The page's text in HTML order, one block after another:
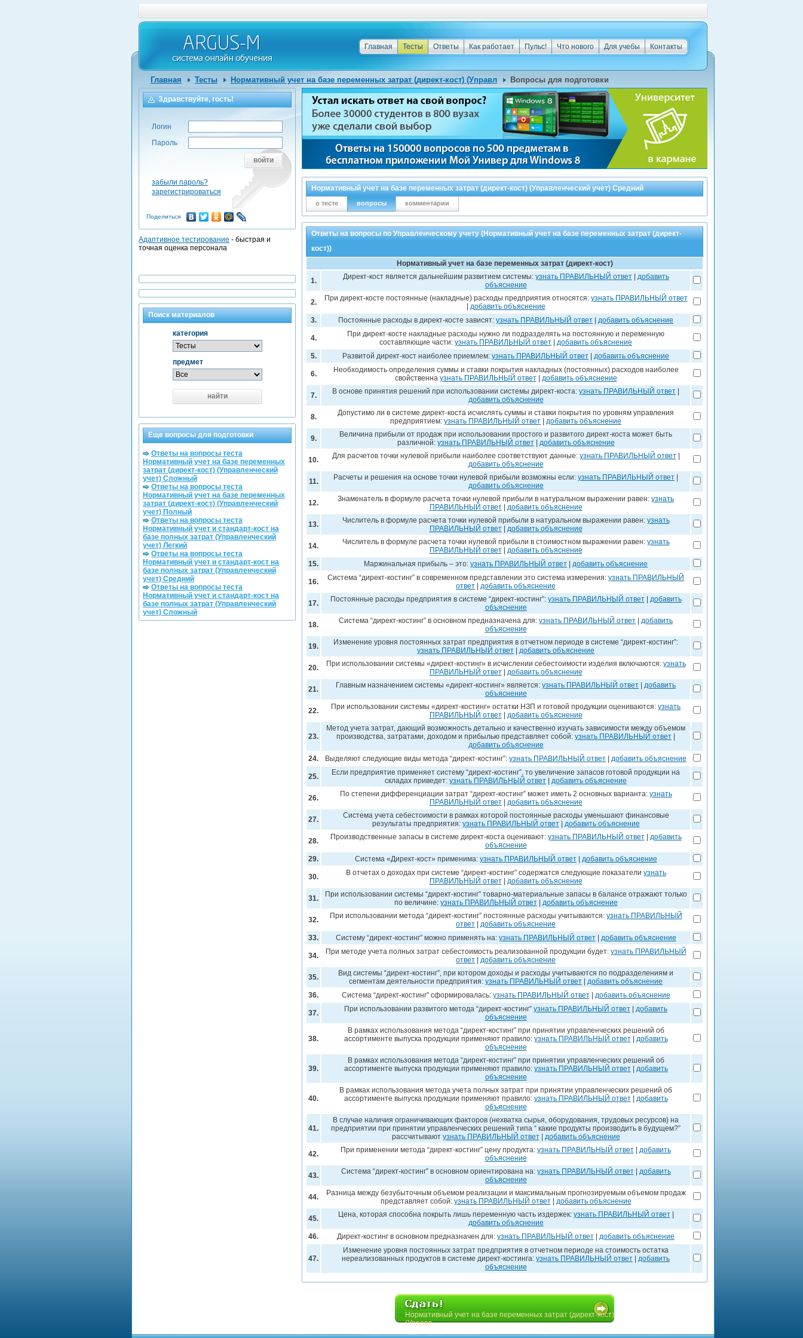
Контакты
Для учебы
Что нового
Пульс!
Как работает
Ответы
Тесты
Главная
Главная Тесты Нормативный учет на базе переменных затрат (директ-кост) (Управл Вопросы для подготовки
Нормативный учет на базе переменных затрат (директ-кост) (Управленческий учет) Средний
о тесте вопросы комментарии
Ответы на вопросы по Управленческому учету (Нормативный учет на базе переменных затрат (директ-
кост))
Нормативный учет на базе переменных затрат (директ-кост)
1. Директ-кост является дальнейшим развитием системы: узнать ПРАВИЛЬНЫЙ ответ| добавить
объяснение
2. При директ-косте постоянные (накладные) расходы предприятия относятся: узнать ПРАВИЛЬНЫЙ ответ
добавить объяснение
3.
Постоянные расходы в директ-косте зависят: узнать ПРАВИЛЬНЫЙ ответ добавить объяснение
4.
При директ-косте накладные расходы нужно ли подразделять на постоянную и переменную
составляющие части: узнать ПРАВИЛЬНЫЙ ответ
добавить объяснение
5.
Развитой директ-кост наиболее приемлем: узнать ПРАВИЛЬНЫЙ ответ добавить объяснение
6.
Необходимость определения суммы и ставки покрытия накладных (постоянных) расходов наиболее
свойственна узнать ПРАВИЛЬНЫЙ ответ| добавить объяснение
7. В основе принятия решений при использовании системы директ-коста: узнать ПРАВИЛЬНЫЙ ответ
добавить объяснение
8.
Допустимо ли в системе директ-коста исчислять суммы и ставки покрытия по уровням управления
предприятием: узнать ПРАВИЛЬНЫЙ ответ добавить объяснение
9.
Величина прибыли от продаж при использовании простого и развитого директ-коста может быть
различной: узнать ПРАВИЛЬНЫЙ ответ| добавить объяснение
10. Для расчетов точки нулевой прибыли наиболее соответствуют данные: узнать ПРАВИЛЬНЫЙ ответ|
добавить объяснение
11. Расчеты и решения на основе точки нулевой прибыли возможны если: узнать ПРАВИЛЬНЫЙ ответ
добавить объяснение
12. Знаменатель в формуле расчета точки нулевой прибыли в натуральном выражении равен: узнать
ПРАВИЛЬНЫЙ ответ| добавить объяснение
13. Числитель в формуле расчета точки нулевой прибыли в натуральном выражении равен: узнать
ПРАВИЛЬНЫЙ ответ| добавить объяснение
14. Числитель в формуле расчета точки нулевой прибыли в стоимостном выражении равен: узнать
ПРАВИЛЬНЫЙ ответ| добавить объяснение
15.
Маржинальная прибыль – это: узнать ПРАВИЛЬНЫЙ ответ добавить объяснение
16. Система “директ-костинг” в современном представлении это система измерения: узнать ПРАВИЛЬНЫЙ
ответ
добавить объяснение
17. Постоянные расходы предприятия в системе “директ-костинг”: узнать ПРАВИЛЬНЫЙ ответ| добавить
объяснение
18. Система “директ-костинг” в основном предназначена для: узнать ПРАВИЛЬНЫЙ ответ
добавить
объяснение
19.
Изменение уровня постоянных затрат предприятия в отчетном периоде в системе “директ-костинг”:
узнать ПРАВИЛЬНЫЙ ответ
добавить объяснение
20. При использовании системы «директ-костинг» в исчислении себестоимости изделия включаются: узнать
ПРАВИЛЬНЫЙ ответ| добавить объяснение
21. Главным назначением системы «директ-костинг» является: узнать ПРАВИЛЬНЫЙ ответ
добавить
объяснение
22. При использовании системы «директ-костинг» остатки НЗП и готовой продукции оцениваются: узнать
ПРАВИЛЬНЫЙ ответ| добавить объяснение
23.
Метод учета затрат, дающий возможность детально и качественно изучать зависимости между объемом
производства, затратами, доходом и прибылью представляет собой: узнать ПРАВИЛЬНЫЙ ответ
добавить объяснение
24.
Выделяют следующие виды метода “директ-костинг”: узнать ПРАВИЛЬНЫЙ ответ добавить объяснение
25.
Если предприятие применяет систему “директ-костинг”, то увеличение запасов готовой продукции на
складах приведет: узнать ПРАВИЛЬНЫЙ ответ добавить объяснение
26. По степени дифференциации затрат “директ-костинг” может иметь 2 основных варианта: узнать
ПРАВИЛЬНЫЙ ответ| добавить объяснение
27.
Система учета себестоимости в рамках которой постоянные расходы уменьшают финансовые
результаты предприятия: узнать ПРАВИЛЬНЫЙ ответ| добавить объяснение
28. Производственные запасы в системе директ-коста оценивают: узнать ПРАВИЛЬНЫЙ ответ| добавить
объяснение
29.
Система «Директ-кост» применима: узнать ПРАВИЛЬНЫЙ ответ| добавить объяснение
30. В отчетах о доходах при системе “директ-костинг” содержатся следующие показатели узнать
ПРАВИЛЬНЫЙ ответ| добавить объяснение
31.
При использовании системы “директ-костинг” товарно-материальные запасы в балансе отражают только
по величине: узнать ПРАВИЛЬНЫЙ ответ| добавить объяснение
32. При использовании метода “директ-костинг” постоянные расходы учитываются: узнать ПРАВИЛЬНЫЙ
ответ
добавить объяснение
33.
Систему “директ-костинг” можно применять на: узнать ПРАВИЛЬНЫЙ ответ| добавить объяснение
34. При методе учета полных затрат себестоимость реализованной продукции будет: узнать ПРАВИЛЬНЫЙ
ответ
добавить объяснение
35.
Вид системы “директ-костинг”, при котором доходы и расходы учитываются по подразделениям и
сегментам деятельности предприятия: узнать ПРАВИЛЬНЫЙ ответ
добавить объяснение
36.
Система “директ-костинг” сформировалась: узнать ПРАВИЛЬНЫЙ ответ| добавить объяснение
37. При использовании развитого метода “директ-костинг” узнать ПРАВИЛЬНЫЙ ответ
добавить
объяснение
38.
В рамках использования метода “директ-костинг” при принятии управленческих решений об
ассортименте выпуска продукции применяют правило: узнать ПРАВИЛЬНЫЙ ответ| добавить
объяснение
39.
В рамках использования метода “директ-костинг” при принятии управленческих решений об
ассортименте выпуска продукции применяют правило: узнать ПРАВИЛЬНЫЙ ответ| добавить
объяснение
40.
В рамках использования метода учета полных затрат при принятии управленческих решений об
ассортименте выпуска продукции применяют правило: узнать ПРАВИЛЬНЫЙ ответ| добавить
объяснение
41.
В случае наличия ограничивающих факторов (нехватка сырья, оборудования, трудовых ресурсов) на
предприятии при принятии управленческих решений типа “ какие продукты производить в будущем?”
рассчитывают узнать ПРАВИЛЬНЫЙ ответ| добавить объяснение
42. При применении метода “директ-костинг” цену продукта: узнать ПРАВИЛЬНЫЙ ответ
добавить
объяснение
43. Система “директ-костинг” в основном ориентирована на: узнать ПРАВИЛЬНЫЙ ответ| добавить
объяснение
44.
Разница между безубыточным объемом реализации и максимальным прогнозируемым объемом продаж
представляет собой: узнать ПРАВИЛЬНЫЙ ответ| добавить объяснение
45. Цена, которая способна покрыть лишь переменную часть издержек: узнать ПРАВИЛЬНЫЙ ответ|
добавить объяснение
46.
Директ-костинг в основном предназначен для: узнать ПРАВИЛЬНЫЙ ответ добавить объяснение
47.
Изменение уровня постоянных затрат предприятия в отчетном периоде на стоимость остатка
нереализованных продуктов в системе директ-костинга: узнать ПРАВИЛЬНЫЙ ответ
добавить
объяснение
Нормативный учет на базе переменных затрат (директ-кост)
(Управл
Здравствуйте, гость!
Логин
Пароль
войти
забыли пароль?
зарегистрироваться
Поделиться
Адаптивное тестирование - быстрая и
точная оценка персонала
Поиск материалов
категория
предмет
найти
Еще вопросы для подготовки
Ответы на вопросы теста
Нормативный учет на базе переменных
затрат (директ-кост) (Управленческий
учет) Сложный
Ответы на вопросы теста
Нормативный учет на базе переменных
затрат (директ-кост) (Управленческий
учет) Полный
Ответы на вопросы теста
Нормативный учет и стандарт-кост на
базе полных затрат (Управленческий
учет) Легкий
Ответы на вопросы теста
Нормативный учет и стандарт-кост на
базе полных затрат (Управленческий
учет) Средний
Ответы на вопросы теста
Нормативный учет и стандарт-кост на
базе полных затрат (Управленческий
учет) Сложный